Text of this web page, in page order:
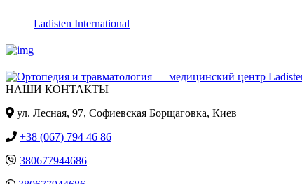
Ladisten International
НАШИ КОНТАКТЫ
ул. Лесная, 97, Cофиевская Борщаговка, Киев
+38 (067) 794 46 86
380677944686